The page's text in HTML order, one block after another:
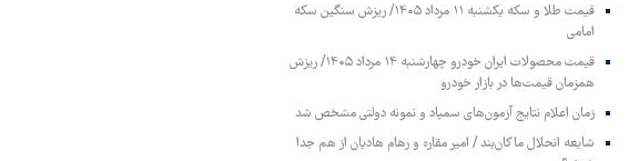
قیمت طلا و سکه یکشنبه ۱۱ مرداد ۱۴۰۵/ ریزش سنگین سکه
امامی
قیمت محصولات ایران خودرو چهارشنبه ۱۴ مرداد ۱۴۰۵/ ریزش
همزمان قیمت‌ها در بازار خودرو
زمان اعلام نتایج آزمون‌های سمپاد و نمونه دولتی مشخص شد
شایعه انحلال ماکان‌بند / امیر مقاره و رهام هادیان از هم جدا